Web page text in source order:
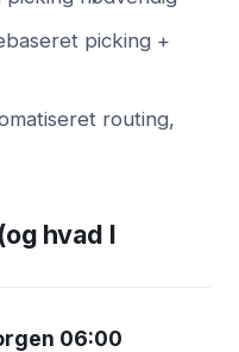
picking +
routing,
hvad I
06:00